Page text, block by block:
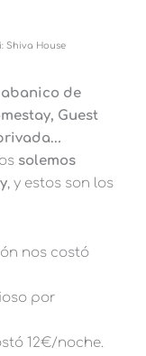
Shiva House
de
Guest
.
solemos
, y estos son los
nos costó
por
12€/noche.